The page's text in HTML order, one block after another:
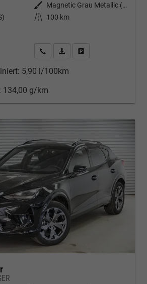
Außenfarbe
Magnetic Grau Metallic (S7)
Kilometerstand
100 km
Kontakt & Angebot anfordern
PDF-Datei, Fahrzeugexposé
5,90 l/100km
134,00 g/km